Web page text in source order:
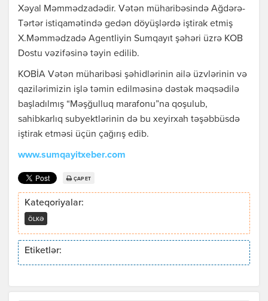
Xəyal Məmmədzadədir. Vətən müharibəsində Ağdərə-
Tərtər istiqamətində gedən döyüşlərdə iştirak etmiş
X.Məmmədzadə Agentliyin Sumqayıt şəhəri üzrə KOB
Dostu vəzifəsinə təyin edilib.
KOBİA Vətən müharibəsi şəhidlərinin ailə üzvlərinin və
qazilərimizin işlə təmin edilməsinə dəstək məqsədilə
başladılmış “Məşğulluq marafonu”na qoşulub,
sahibkarlıq subyektlərinin də bu xeyirxah təşəbbüsdə
iştirak etməsi üçün çağırış edib.
www.sumqayitxeber.com
ÇAP ET
Kateqoriyalar:
ÖLKƏ
Etiketlər: